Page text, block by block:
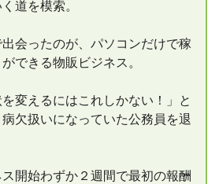
道を模索。
会ったのが、パソコンだけで稼
できる物販ビジネス。
を変えるにはこれしかない！」と
欠扱いになっていた公務員を退
ス開始わずか２週間で最初の報酬